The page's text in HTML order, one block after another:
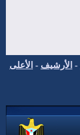
- الأرشيف - الأعلى